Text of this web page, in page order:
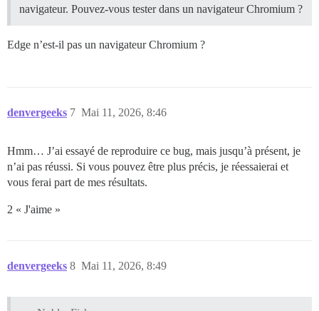
navigateur. Pouvez-vous tester dans un navigateur Chromium ?
Edge n’est-il pas un navigateur Chromium ?
denvergeeks Mai 11, 2026, 8:46
7
Hmm… J’ai essayé de reproduire ce bug, mais jusqu’à présent, je
n’ai pas réussi. Si vous pouvez être plus précis, je réessaierai et
vous ferai part de mes résultats.
2 « J'aime »
denvergeeks Mai 11, 2026, 8:49
8